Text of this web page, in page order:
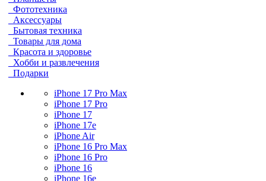
Фототехника
Аксессуары
Бытовая техника
Товары для дома
Красота и здоровье
Хобби и развлечения
Подарки
iPhone 17 Pro Max
iPhone 17 Pro
iPhone 17
iPhone 17e
iPhone Air
iPhone 16 Pro Max
iPhone 16 Pro
iPhone 16
iPhone 16e